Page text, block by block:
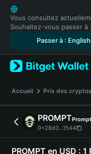
English
日本語
Tiếng Việt
Español
Türkçe
Français
Deutsch
简体中文
繁體中文
Português (Portugal)
Bahasa Indonesia
Vous consultez
Souhaitez-vous passer à :
Passer à : English
Accueil Prix des cryptos
PROMPTPrompt
0x28d3...1544
PROMPT en USD : 1